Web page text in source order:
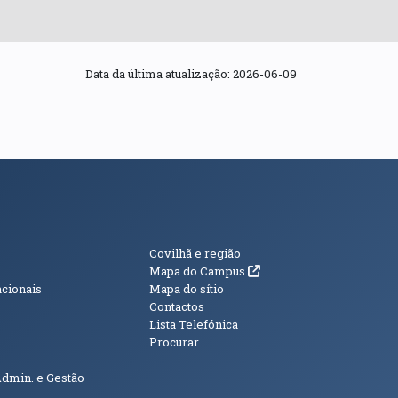
Data da última atualização: 2026-06-09
e Gestão
Informações
Covilhã e região
Mapa do Campus (abre em nova janela)
Mapa do sítio
Contactos
Lista Telefónica
Procurar